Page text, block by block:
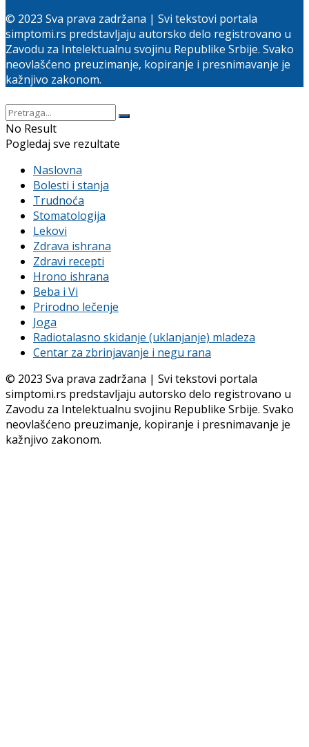
© 2023 Sva prava zadržana | Svi tekstovi portala
simptomi.rs predstavljaju autorsko delo registrovano u
Zavodu za Intelektualnu svojinu Republike Srbije. Svako
neovlašćeno preuzimanje, kopiranje i presnimavanje je
kažnjivo zakonom.
No Result
Pogledaj sve rezultate
Naslovna
Bolesti i stanja
Trudnoća
Stomatologija
Lekovi
Zdrava ishrana
Zdravi recepti
Hrono ishrana
Beba i Vi
Prirodno lečenje
Joga
Radiotalasno skidanje (uklanjanje) mladeza
Centar za zbrinjavanje i negu rana
© 2023 Sva prava zadržana | Svi tekstovi portala
simptomi.rs predstavljaju autorsko delo registrovano u
Zavodu za Intelektualnu svojinu Republike Srbije. Svako
neovlašćeno preuzimanje, kopiranje i presnimavanje je
kažnjivo zakonom.